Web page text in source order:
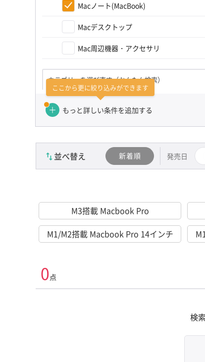
Macノート(MacBook)
Macデスクトップ
Mac周辺機器・アクセサリ
カテゴリーを選び直す（かんたん検索）
ここから更に絞り込みができます
もっと詳しい条件を追加する
並べ替え 新着順 発売日
M3搭載 Macbook Pro
M1/M2搭載 Macbook Pro 14インチ
0点
検